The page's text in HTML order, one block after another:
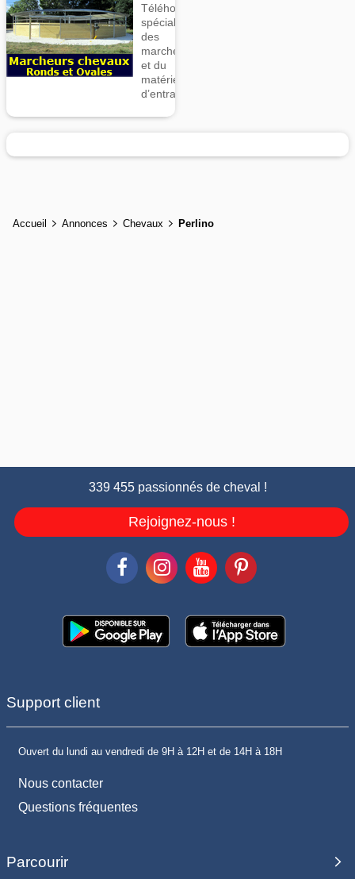
Téléhorse,
spécialiste
des
marcheurs
et du
matériel
d’entrainement
Accueil Annonces Chevaux Perlino
339 455 passionnés de cheval !
Rejoignez-nous !
Support client
Ouvert du lundi au vendredi de 9H à 12H et de 14H à 18H
Nous contacter
Questions fréquentes
Parcourir